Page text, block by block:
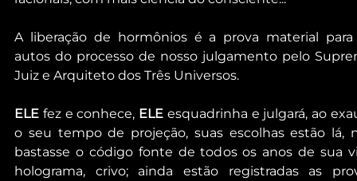
A liberação de hormônios é a prova material para
autos do processo de nosso julgamento pelo
Juiz e Arquiteto dos Três Universos.
ELE fez e conhece, ELE esquadrinha e julgará, ao
o seu tempo de projeção, suas escolhas estão lá,
bastasse o código fonte de todos os anos de sua
holograma, crivo; ainda estão registradas as